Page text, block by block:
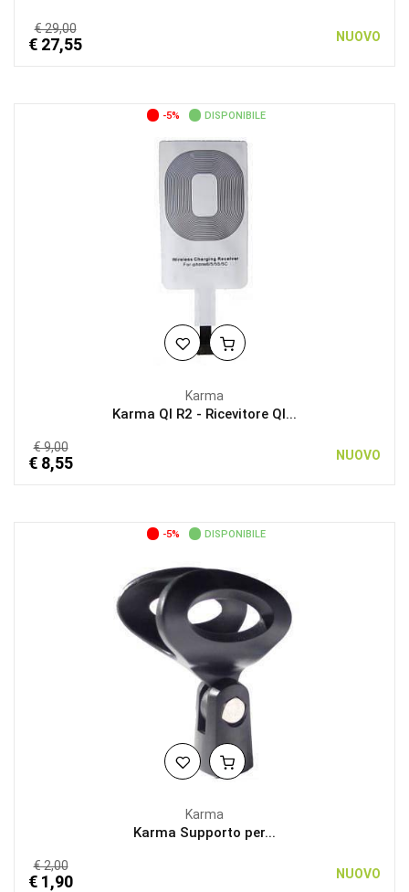
€ 29,00
€ 27,55 NUOVO
-5% DISPONIBILE
Karma
Karma QI R2 - Ricevitore QI...
€ 9,00
€ 8,55 NUOVO
-5% DISPONIBILE
Karma
Karma Supporto per...
€ 2,00
€ 1,90 NUOVO